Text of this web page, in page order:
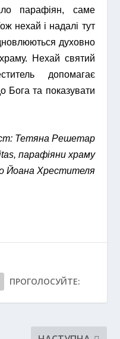
парафіян, саме
нехай і надалі тут
духовно
Нехай святий
допомагає
Бога та показувати
Тетяна Решетар
парафіяни храму
Йоана Хрестителя
ПРОГОЛОСУЙТЕ: